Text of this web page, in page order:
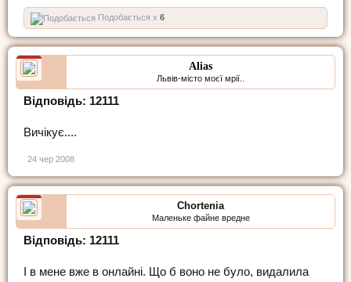
Подобається x 6
Alias
Львів-місто моєї мрії..
Відповідь: 12111
Вичікує....
24 чер 2008
Chortenia
Маленьке файне вредне
Відповідь: 12111
І в мене вже в онлайні. Що б воно не було, видалила